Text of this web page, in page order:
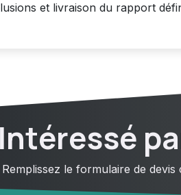
et livraison du rapport
Intéressé
Remplissez le formulaire de